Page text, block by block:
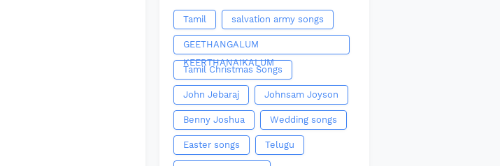
Tamil salvation army songs
GEETHANGALUM
KEERTHANAIKALUM
Tamil Christmas Songs
John Jebaraj Johnsam Joyson
Benny Joshua Wedding songs
Easter songs Telugu